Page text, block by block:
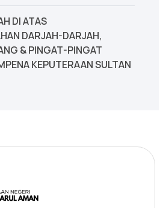
DI ATAS
DARJAH-DARJAH,
& PINGAT-PINGAT
KEPUTERAAN SULTAN